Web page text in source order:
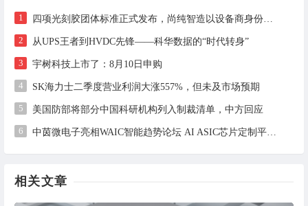
1 四项光刻胶团体标准正式发布，尚纯智造以设备商身份跻身标准起草席
2 从UPS王者到HVDC先锋——科华数据的“时代转身”
3 宇树科技上市了：8月10日申购
4 SK海力士二季度营业利润大涨557%，但未及市场预期
5 美国防部将部分中国科研机构列入制裁清单，中方回应
6 中茵微电子亮相WAIC智能趋势论坛 AI ASIC芯片定制平台赋能工业AI落地
相关文章